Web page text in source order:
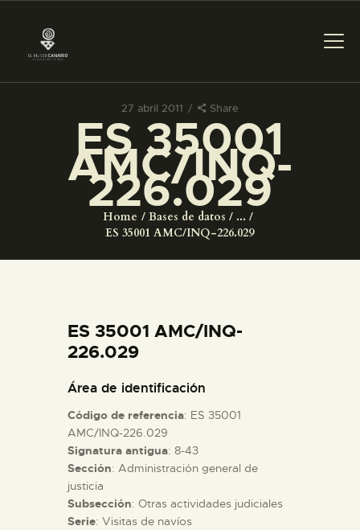
27 abril 2011 Share
ES 35001
AMC/INQ-
226.029
Home Bases de datos
...
ES 35001 AMC/INQ-226.029
PREPARAR LA VISITA
ACTIVIDADES
COLECCIONES
ESPAÑOL
PREPARAR LA VISITA
ACTIVIDADES
ES 35001 AMC/INQ-
226.029
Área de identificación
Código de referencia: ES 35001
AMC/INQ-226.029
Signatura antigua: 8-43
Sección: Administración general de
justicia
Subsección: Otras actividades judiciales
Serie: Visitas de navíos